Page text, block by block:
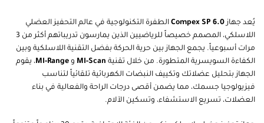
يُعد جهازCompex SP 6.0 الطفرة التكنولوجية في عالم التحفيز العضلي
اللاسلكي، المصمم خصيصاً للرياضيين الذين يمارسون تدريباتهم أكثر من 3
مرات أسبوعياً. يجمع الجهاز بين حرية الحركة بفضل التقنية اللاسلكية وبين
الكفاءة السويسرية المتطورة. من خلال تقنية MI-Scan و MI-Range، يقوم
الجهاز بتحليل عضلاتك وتكييف النبضات الكهربائية تلقائياً لتناسب
فيزيولوجيا جسمك، مما يضمن أقصى درجات الراحة والفعالية في بناء
العضلات، تسريع الاستشفاء، وتسكين الآلام.